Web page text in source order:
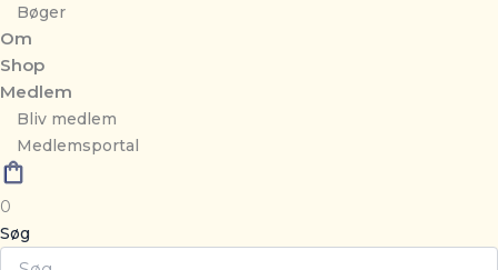
Bøger
Om
Shop
Medlem
Bliv medlem
Medlemsportal
0
Søg